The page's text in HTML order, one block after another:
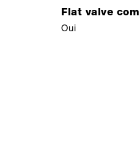
Flat valve
Oui